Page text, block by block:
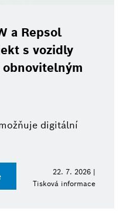
a Repsol
s vozidly
obnovitelným
digitální
22. 7. 2026 |
Tisková informace